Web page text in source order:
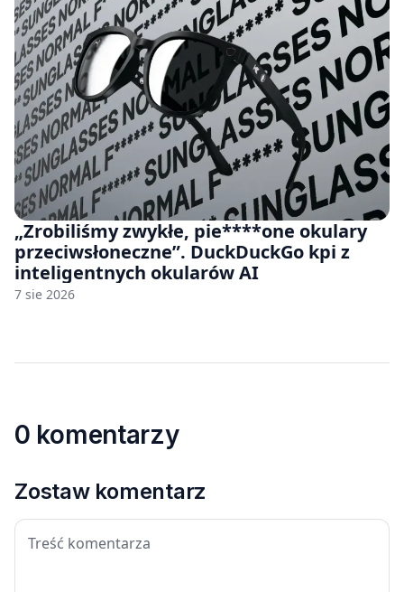
„Zrobiliśmy zwykłe, pie****one okulary
przeciwsłoneczne”. DuckDuckGo kpi z
inteligentnych okularów AI
7 sie 2026
0 komentarzy
Zostaw komentarz